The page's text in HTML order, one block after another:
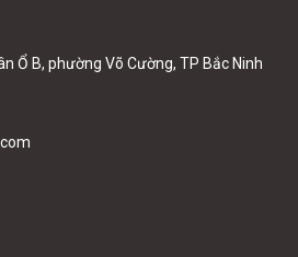
Ổ B, phường Võ Cường, TP Bắc Ninh